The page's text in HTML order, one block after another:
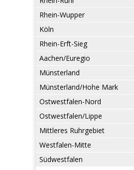
Rhein-Wupper
Köln
Rhein-Erft-Sieg
Aachen/Euregio
Münsterland
Münsterland/Hohe Mark
Ostwestfalen-Nord
Ostwestfalen/Lippe
Mittleres Ruhrgebiet
Westfalen-Mitte
Südwestfalen